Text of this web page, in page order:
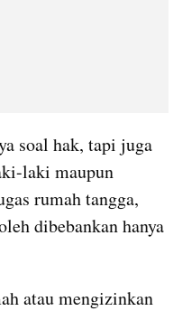
soal hak, tapi juga
laki maupun
rumah tangga,
dibebankan hanya
atau mengizinkan